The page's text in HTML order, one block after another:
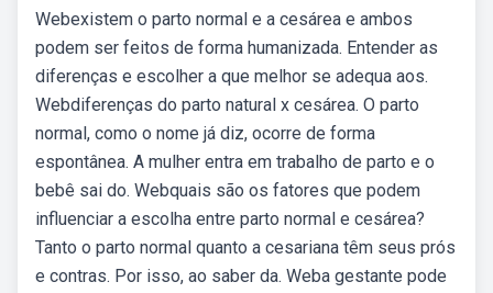
Webexistem o parto normal e a cesárea e ambos
podem ser feitos de forma humanizada. Entender as
diferenças e escolher a que melhor se adequa aos.
Webdiferenças do parto natural x cesárea. O parto
normal, como o nome já diz, ocorre de forma
espontânea. A mulher entra em trabalho de parto e o
bebê sai do. Webquais são os fatores que podem
influenciar a escolha entre parto normal e cesárea?
Tanto o parto normal quanto a cesariana têm seus prós
e contras. Por isso, ao saber da. Weba gestante pode